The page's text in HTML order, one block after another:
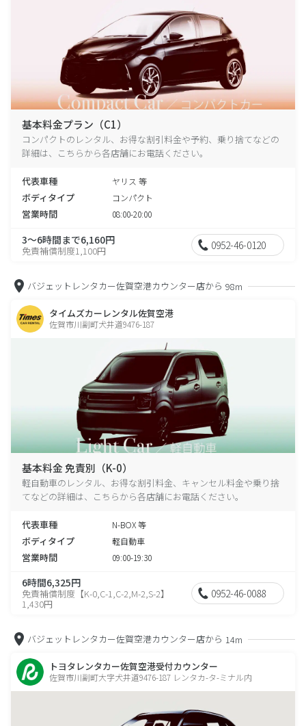
基本料金プラン（C1）
コンパクトのレンタル、お得な割引料金や予約、乗り捨てなどの
詳細は、こちらから各店舗にお電話ください。
代表車種 ヤリス 等
ボディタイプ コンパクト
営業時間 08:00-20:00
3～6時間まで6,160円
免責補償制度1,100円 0952-46-0120
バジェットレンタカー佐賀空港カウンター店から 98m
タイムズカーレンタル佐賀空港
佐賀市川副町犬井道9476-187
基本料金 免責別（K-0）
軽自動車のレンタル、お得な割引料金、キャンセル料金や乗り捨
てなどの詳細は、こちらから各店舗にお電話ください。
代表車種 N-BOX 等
ボディタイプ 軽自動車
営業時間 09:00-19:30
6時間6,325円
免責補償制度【K-0,C-1,C-2,M-2,S-2】
1,430円
0952-46-0088
バジェットレンタカー佐賀空港カウンター店から 14m
トヨタレンタカー佐賀空港受付カウンター
佐賀市川副町大字犬井道9476-187 レンタカ-タ-ミナル内